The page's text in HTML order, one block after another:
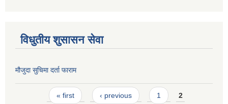
विधुतीय शुसासन सेवा
मौजुदा सुचिमा दर्ता फाराम
Pages« first ‹ previous 1 2